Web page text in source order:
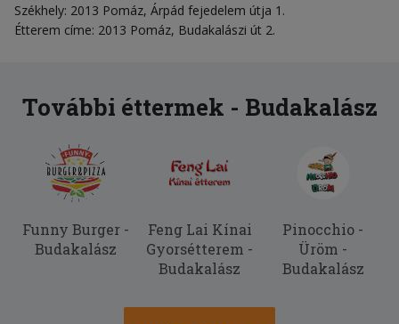
Székhely: 2013 Pomáz, Árpád fejedelem útja 1.
Étterem címe: 2013 Pomáz, Budakalászi út 2.
További éttermek - Budakalász
Funny Burger -
Budakalász
Feng Lai Kínai
Gyorsétterem -
Budakalász
Pinocchio -
Üröm -
Budakalász